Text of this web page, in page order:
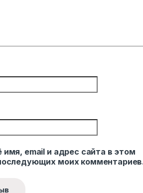
имя, email и адрес сайта в этом
моих